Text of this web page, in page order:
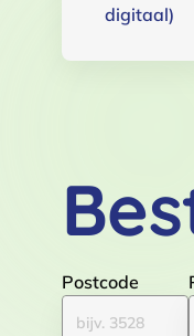
digitaal)
Postcode